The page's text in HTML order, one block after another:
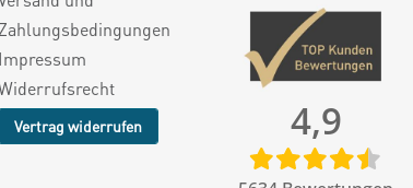
Zahlungsbedingungen
Impressum
Vertrag widerrufen 4,9